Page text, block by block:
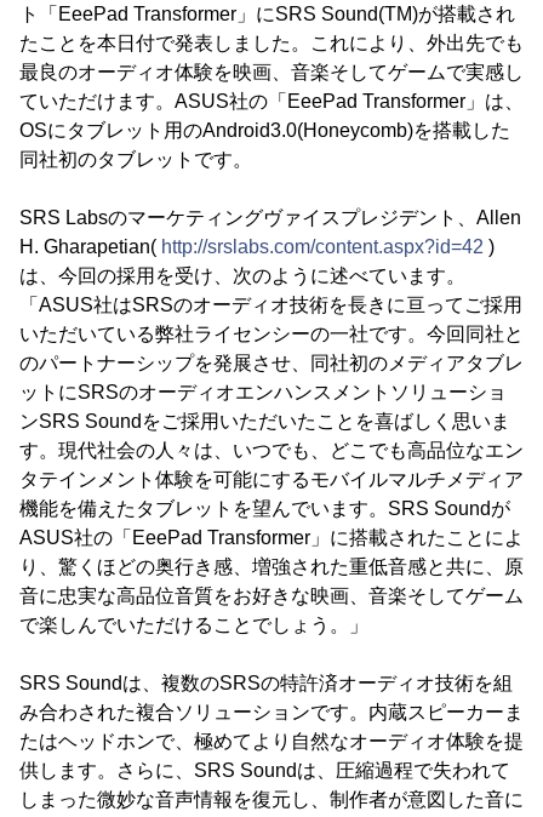
ト「EeePad Transformer」にSRS Sound(TM)が搭載され
たことを本日付で発表しました。これにより、外出先でも
最良のオーディオ体験を映画、音楽そしてゲームで実感し
ていただけます。ASUS社の「EeePad Transformer」は、
OSにタブレット用のAndroid3.0(Honeycomb)を搭載した
同社初のタブレットです。
SRS Labsのマーケティングヴァイスプレジデント、Allen
H. Gharapetian( http://srslabs.com/content.aspx?id=42 )
は、今回の採用を受け、次のように述べています。
「ASUS社はSRSのオーディオ技術を長きに亘ってご採用
いただいている弊社ライセンシーの一社です。今回同社と
のパートナーシップを発展させ、同社初のメディアタブレ
ットにSRSのオーディオエンハンスメントソリューショ
ンSRS Soundをご採用いただいたことを喜ばしく思いま
す。現代社会の人々は、いつでも、どこでも高品位なエン
タテインメント体験を可能にするモバイルマルチメディア
機能を備えたタブレットを望んでいます。SRS Soundが
ASUS社の「EeePad Transformer」に搭載されたことによ
り、驚くほどの奥行き感、増強された重低音感と共に、原
音に忠実な高品位音質をお好きな映画、音楽そしてゲーム
で楽しんでいただけることでしょう。」
SRS Soundは、複数のSRSの特許済オーディオ技術を組
み合わされた複合ソリューションです。内蔵スピーカーま
たはヘッドホンで、極めてより自然なオーディオ体験を提
供します。さらに、SRS Soundは、圧縮過程で失われて
しまった微妙な音声情報を復元し、制作者が意図した音に